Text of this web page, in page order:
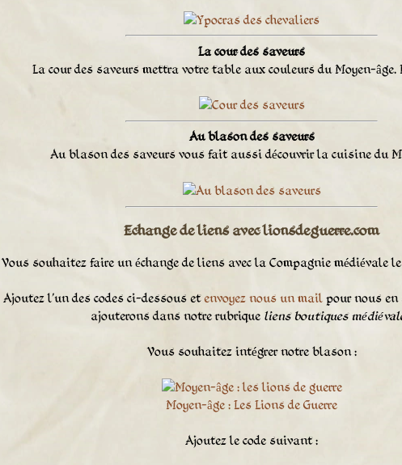
La cour des saveurs
La cour des saveurs mettra votre table aux couleurs du Moyen-
Au blason des saveurs
Au blason des saveurs vous fait aussi découvrir la cuisine du
Echange de liens avec lionsdeguerre.com
Vous souhaitez faire un échange de liens avec la Compagnie médiévale
Ajoutez l'un des codes ci-dessous etenvoyez nous un mail pour nous en
ajouterons dans notre rubrique liens boutiques
Vous souhaitez intégrer notre blason :
Moyen-âge : Les Lions de Guerre
Ajoutez le code suivant :